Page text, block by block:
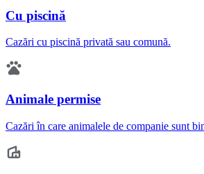
Cu piscină
Cazări cu piscină privată sau comună.
Animale permise
Cazări în care animalele de companie sunt